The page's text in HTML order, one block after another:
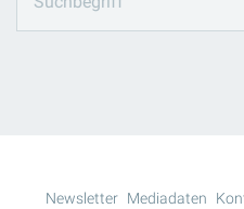
Newsletter Mediadaten